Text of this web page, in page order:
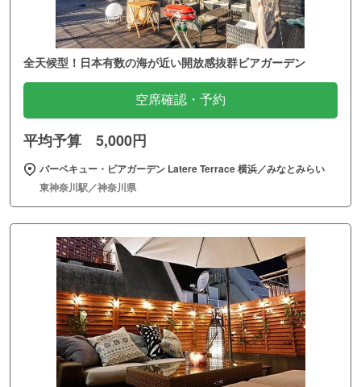
全天候型！日本有数の海が近い開放感抜群ビアガーデン
空席確認・予約
平均予算 5,000円
バーベキュー・ビアガーデン Latere Terrace 横浜／みなとみらい
東神奈川駅／神奈川県